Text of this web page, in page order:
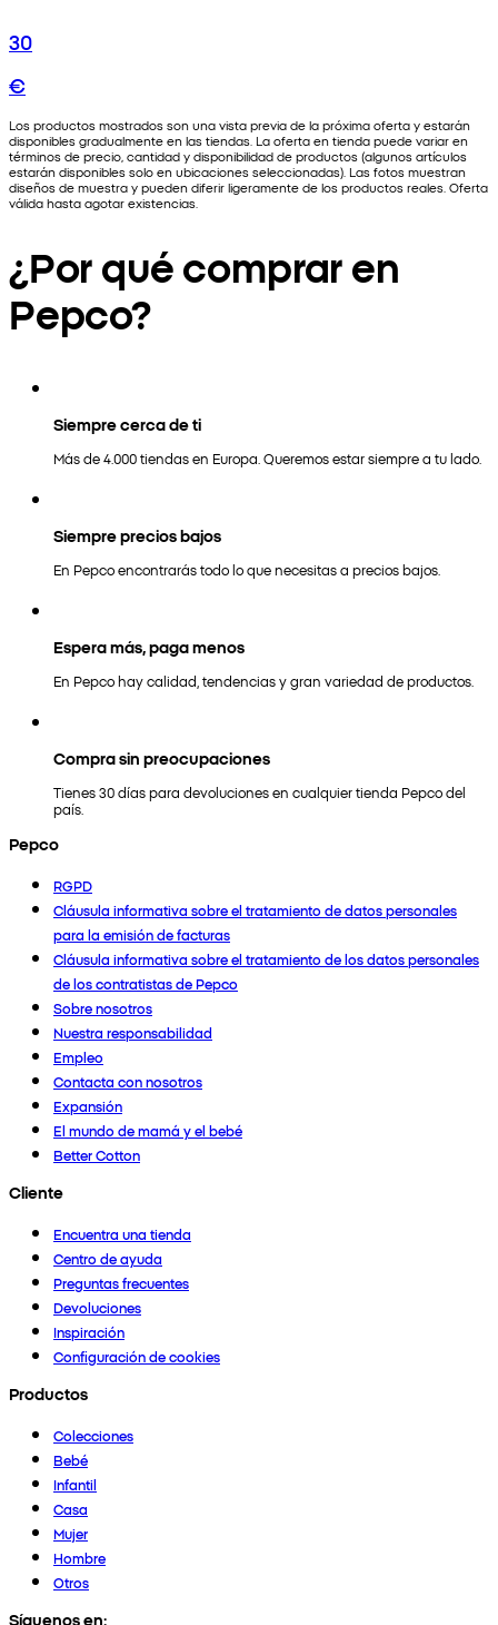
30
€
Los productos mostrados son una vista previa de la próxima oferta y estarán
disponibles gradualmente en las tiendas. La oferta en tienda puede variar en
términos de precio, cantidad y disponibilidad de productos (algunos artículos
estarán disponibles solo en ubicaciones seleccionadas). Las fotos muestran
diseños de muestra y pueden diferir ligeramente de los productos reales. Oferta
válida hasta agotar existencias.
¿Por qué comprar en
Pepco?
Siempre cerca de ti
Más de 4.000 tiendas en Europa. Queremos estar siempre a tu lado.
Siempre precios bajos
En Pepco encontrarás todo lo que necesitas a precios bajos.
Espera más, paga menos
En Pepco hay calidad, tendencias y gran variedad de productos.
Compra sin preocupaciones
Tienes 30 días para devoluciones en cualquier tienda Pepco del
país.
Pepco
RGPD
Cláusula informativa sobre el tratamiento de datos personales
para la emisión de facturas
Cláusula informativa sobre el tratamiento de los datos personales
de los contratistas de Pepco
Sobre nosotros
Nuestra responsabilidad
Empleo
Contacta con nosotros
Expansión
El mundo de mamá y el bebé
Better Cotton
Cliente
Encuentra una tienda
Centro de ayuda
Preguntas frecuentes
Devoluciones
Inspiración
Configuración de cookies
Productos
Colecciones
Bebé
Infantil
Casa
Mujer
Hombre
Otros
Síguenos en: